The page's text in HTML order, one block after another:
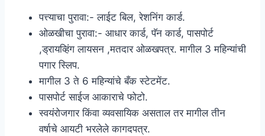
पत्त्याचा पुरावा:- लाईट बिल, रेशनिंग कार्ड.
ओळखीचा पुरावा:- आधार कार्ड, पॅन कार्ड, पासपोर्ट
,ड्रायव्हिंग लायसन ,मतदार ओळखपत्र. मागील 3 महिन्यांची
पगार स्लिप.
मागील 3 ते 6 महिन्यांचे बँक स्टेटमेंट.
पासपोर्ट साईज आकाराचे फोटो.
स्वयंरोजगार किंवा व्यवसायिक असताल तर मागील तीन
वर्षाचे आयटी भरलेले कागदपत्र.